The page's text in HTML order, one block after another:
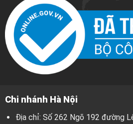
Chi nhánh Hà Nội
Địa chỉ: Số 262 Ngõ 192 đường